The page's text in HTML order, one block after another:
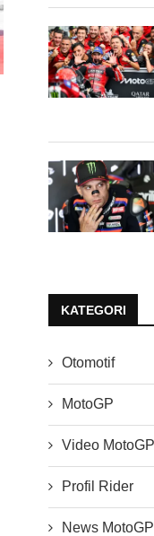
KATEGORI
Otomotif
MotoGP
Video MotoGP
Profil Rider
News MotoGP